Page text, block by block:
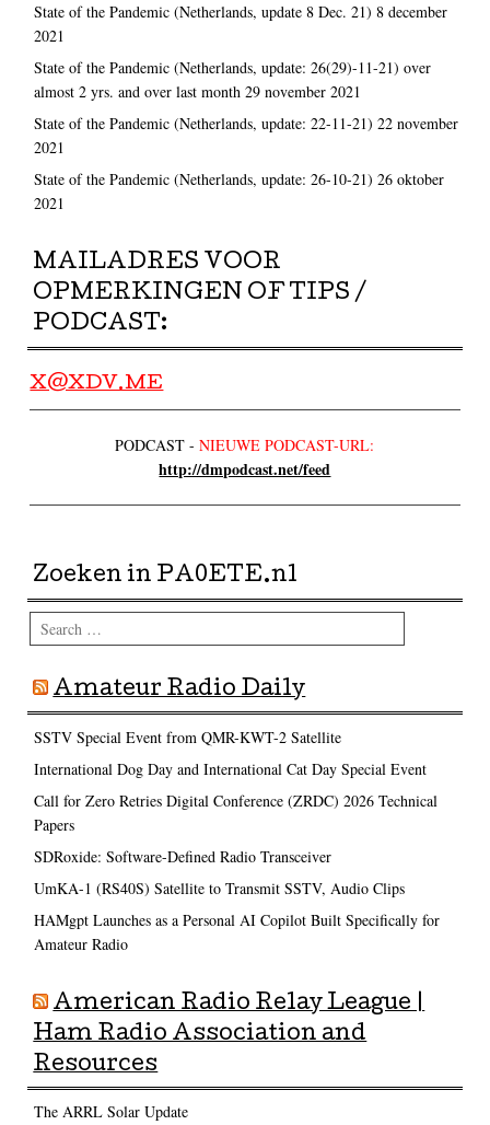
State of the Pandemic (Netherlands, update 8 Dec. 21) 8 december
2021
State of the Pandemic (Netherlands, update: 26(29)-11-21) over
almost 2 yrs. and over last month 29 november 2021
State of the Pandemic (Netherlands, update: 22-11-21) 22 november
2021
State of the Pandemic (Netherlands, update: 26-10-21) 26 oktober
2021
MAILADRES VOOR
OPMERKINGEN OF TIPS /
PODCAST:
X@XDV.ME
PODCAST -NIEUWE PODCAST-URL:
http://dmpodcast.net/feed
Zoeken in PA0ETE.nl
Search
Amateur Radio Daily
SSTV Special Event from QMR-KWT-2 Satellite
International Dog Day and International Cat Day Special Event
Call for Zero Retries Digital Conference (ZRDC) 2026 Technical
Papers
SDRoxide: Software-Defined Radio Transceiver
UmKA-1 (RS40S) Satellite to Transmit SSTV, Audio Clips
HAMgpt Launches as a Personal AI Copilot Built Specifically for
Amateur Radio
American Radio Relay League |
Ham Radio Association and
Resources
The ARRL Solar Update